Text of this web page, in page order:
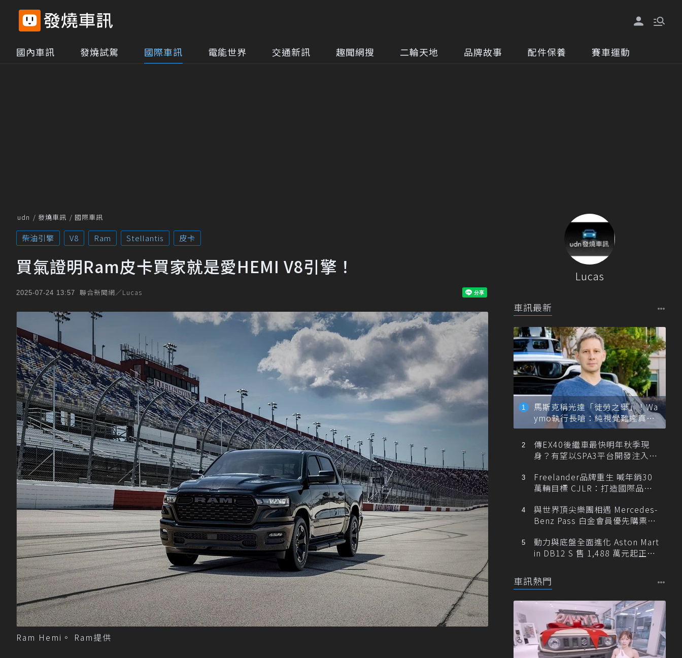
國內車訊 發燒試駕 國際車訊 電能世界 交通新訊 趣聞網搜 二輪天地 品牌故事 配件保養 賽車運動
udn 發燒車訊 國際車訊
柴油引擎 V8 Ram Stellantis 皮卡
買氣證明Ram皮卡買家就是愛HEMI V8引擎！
2025-07-24 13:57 聯合新聞網／Lucas
Ram Hemi。 Ram提供
Lucas
車訊最新
馬斯克稱光達「徒勞之舉」！Wa
ymo執行長嗆：純視覺難達真正
自動駕駛
傳EX40後繼車最快明年秋季現
身？有望以SPA3平台開發注入80
Freelander品牌重生 喊年銷30
萬輛目標 CJLR：打造國際品牌
與世界頂尖樂團相遇 Mercedes-
Benz Pass 白金會員優先購票維
動力與底盤全面進化 Aston Mart
in DB12 S 售 1,488 萬元起正式
車訊熱門